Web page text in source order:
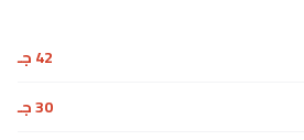
42 جـ
30 جـ